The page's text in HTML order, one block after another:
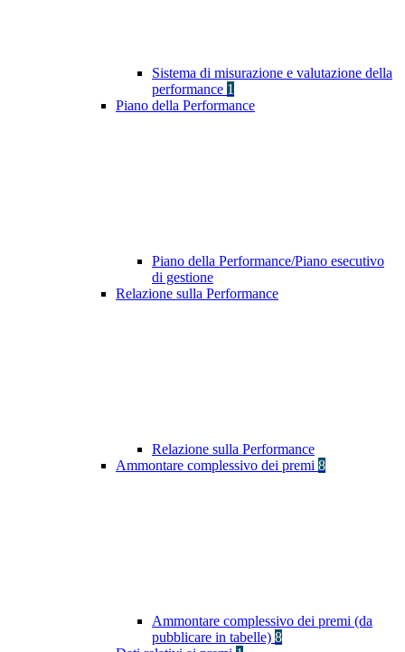
Sistema di misurazione e valutazione della
performance 1
Piano della Performance
Piano della Performance/Piano esecutivo
di gestione
Relazione sulla Performance
Relazione sulla Performance
Ammontare complessivo dei premi 8
Ammontare complessivo dei premi (da
pubblicare in tabelle) 8